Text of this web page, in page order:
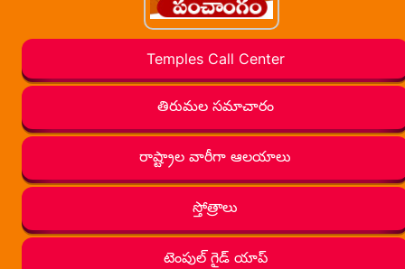
Temples Call Center
తిరుమల సమాచారం
రాష్ట్రాల వారీగా ఆలయాలు
స్తోత్రాలు
టెంపుల్ గైడ్ యాప్